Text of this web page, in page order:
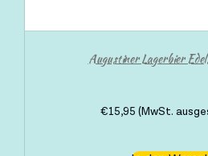
Augustiner Lagerbier
€15,95 (MwSt.